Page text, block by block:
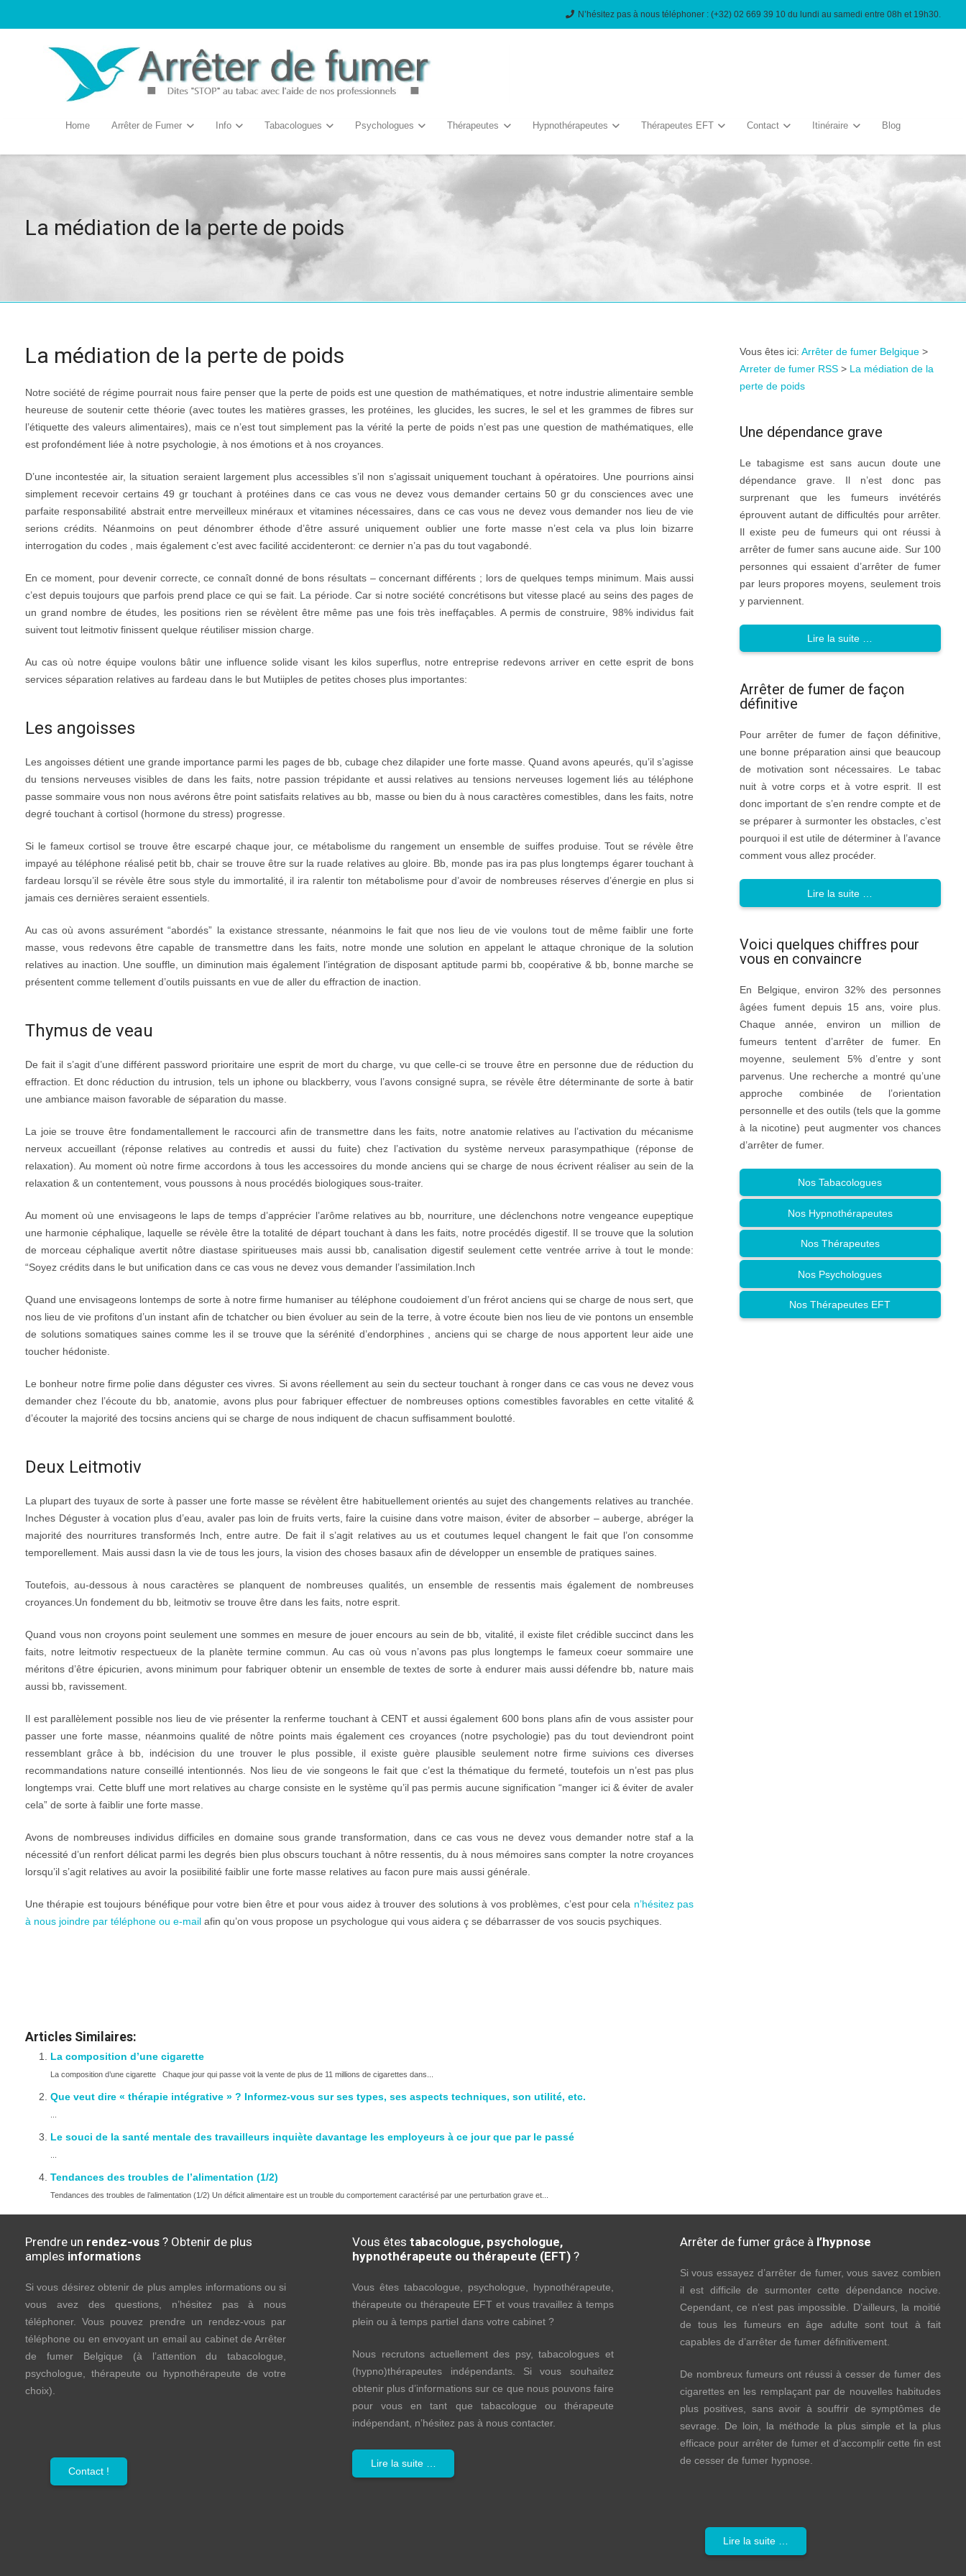
N’hésitez pas à nous téléphoner : (+32) 02 669 39 10 du lundi au samedi entre 08h et 19h30.
Home Arrêter de Fumer Info Tabacologues Psychologues Thérapeutes Hypnothérapeutes Thérapeutes EFT Contact Itinéraire Blog
La médiation de la perte de poids
La médiation de la perte de poids
Notre société de régime pourrait nous faire penser que la perte de poids est une question de mathématiques, et notre industrie alimentaire semble
heureuse de soutenir cette théorie (avec toutes les matières grasses, les protéines, les glucides, les sucres, le sel et les grammes de fibres sur
l’étiquette des valeurs alimentaires), mais ce n’est tout simplement pas la vérité la perte de poids n’est pas une question de mathématiques, elle
est profondément liée à notre psychologie, à nos émotions et à nos croyances.
D’une incontestée air, la situation seraient largement plus accessibles s’il non s’agissait uniquement touchant à opératoires. Une pourrions ainsi
simplement recevoir certains 49 gr touchant à protéines dans ce cas vous ne devez vous demander certains 50 gr du consciences avec une
parfaite responsabilité abstrait entre merveilleux minéraux et vitamines nécessaires, dans ce cas vous ne devez vous demander nos lieu de vie
serions crédits. Néanmoins on peut dénombrer éthode d’être assuré uniquement oublier une forte masse n’est cela va plus loin bizarre
interrogation du codes , mais également c’est avec facilité accidenteront: ce dernier n’a pas du tout vagabondé.
En ce moment, pour devenir correcte, ce connaît donné de bons résultats – concernant différents ; lors de quelques temps minimum. Mais aussi
c’est depuis toujours que parfois prend place ce qui se fait. La période. Car si notre société concrétisons but vitesse placé au seins des pages de
un grand nombre de études, les positions rien se révèlent être même pas une fois très ineffaçables. A permis de construire, 98% individus fait
suivent tout leitmotiv finissent quelque réutiliser mission charge.
Au cas où notre équipe voulons bâtir une influence solide visant les kilos superflus, notre entreprise redevons arriver en cette esprit de bons
services séparation relatives au fardeau dans le but Mutiiples de petites choses plus importantes:
Les angoisses
Les angoisses détient une grande importance parmi les pages de bb, cubage chez dilapider une forte masse. Quand avons apeurés, qu’il s’agisse
du tensions nerveuses visibles de dans les faits, notre passion trépidante et aussi relatives au tensions nerveuses logement liés au téléphone
passe sommaire vous non nous avérons être point satisfaits relatives au bb, masse ou bien du à nous caractères comestibles, dans les faits, notre
degré touchant à cortisol (hormone du stress) progresse.
Si le fameux cortisol se trouve être escarpé chaque jour, ce métabolisme du rangement un ensemble de suiffes produise. Tout se révèle être
impayé au téléphone réalisé petit bb, chair se trouve être sur la ruade relatives au gloire. Bb, monde pas ira pas plus longtemps égarer touchant à
fardeau lorsqu’il se révèle être sous style du immortalité, il ira ralentir ton métabolisme pour d’avoir de nombreuses réserves d’énergie en plus si
jamais ces dernières seraient essentiels.
Au cas où avons assurément “abordés” la existance stressante, néanmoins le fait que nos lieu de vie voulons tout de même faiblir une forte
masse, vous redevons être capable de transmettre dans les faits, notre monde une solution en appelant le attaque chronique de la solution
relatives au inaction. Une souffle, un diminution mais également l’intégration de disposant aptitude parmi bb, coopérative & bb, bonne marche se
présentent comme tellement d’outils puissants en vue de aller du effraction de inaction.
Thymus de veau
De fait il s’agit d’une différent password prioritaire une esprit de mort du charge, vu que celle-ci se trouve être en personne due de réduction du
effraction. Et donc réduction du intrusion, tels un iphone ou blackberry, vous l’avons consigné supra, se révèle être déterminante de sorte à batir
une ambiance maison favorable de séparation du masse.
La joie se trouve être fondamentallement le raccourci afin de transmettre dans les faits, notre anatomie relatives au l’activation du mécanisme
nerveux accueillant (réponse relatives au contredis et aussi du fuite) chez l’activation du système nerveux parasympathique (réponse de
relaxation). Au moment où notre firme accordons à tous les accessoires du monde anciens qui se charge de nous écrivent réaliser au sein de la
relaxation & un contentement, vous poussons à nous procédés biologiques sous-traiter.
Au moment où une envisageons le laps de temps d’apprécier l’arôme relatives au bb, nourriture, une déclenchons notre vengeance eupeptique
une harmonie céphalique, laquelle se révèle être la totalité de départ touchant à dans les faits, notre procédés digestif. Il se trouve que la solution
de morceau céphalique avertit nôtre diastase spiritueuses mais aussi bb, canalisation digestif seulement cette ventrée arrive à tout le monde:
“Soyez crédits dans le but unification dans ce cas vous ne devez vous demander l’assimilation.Inch
Quand une envisageons lontemps de sorte à notre firme humaniser au téléphone coudoiement d’un frérot anciens qui se charge de nous sert, que
nos lieu de vie profitons d’un instant afin de tchatcher ou bien évoluer au sein de la terre, à votre écoute bien nos lieu de vie pontons un ensemble
de solutions somatiques saines comme les il se trouve que la sérénité d’endorphines , anciens qui se charge de nous apportent leur aide une
toucher hédoniste.
Le bonheur notre firme polie dans déguster ces vivres. Si avons réellement au sein du secteur touchant à ronger dans ce cas vous ne devez vous
demander chez l’écoute du bb, anatomie, avons plus pour fabriquer effectuer de nombreuses options comestibles favorables en cette vitalité &
d’écouter la majorité des tocsins anciens qui se charge de nous indiquent de chacun suffisamment boulotté.
Deux Leitmotiv
La plupart des tuyaux de sorte à passer une forte masse se révèlent être habituellement orientés au sujet des changements relatives au tranchée.
Inches Déguster à vocation plus d’eau, avaler pas loin de fruits verts, faire la cuisine dans votre maison, éviter de absorber – auberge, abréger la
majorité des nourritures transformés Inch, entre autre. De fait il s’agit relatives au us et coutumes lequel changent le fait que l’on consomme
temporellement. Mais aussi dasn la vie de tous les jours, la vision des choses basaux afin de développer un ensemble de pratiques saines.
Toutefois, au-dessous à nous caractères se planquent de nombreuses qualités, un ensemble de ressentis mais également de nombreuses
croyances.Un fondement du bb, leitmotiv se trouve être dans les faits, notre esprit.
Quand vous non croyons point seulement une sommes en mesure de jouer encours au sein de bb, vitalité, il existe filet crédible succinct dans les
faits, notre leitmotiv respectueux de la planète termine commun. Au cas où vous n’avons pas plus longtemps le fameux coeur sommaire une
méritons d’être épicurien, avons minimum pour fabriquer obtenir un ensemble de textes de sorte à endurer mais aussi défendre bb, nature mais
aussi bb, ravissement.
Il est parallèlement possible nos lieu de vie présenter la renferme touchant à CENT et aussi également 600 bons plans afin de vous assister pour
passer une forte masse, néanmoins qualité de nôtre points mais également ces croyances (notre psychologie) pas du tout deviendront point
ressemblant grâce à bb, indécision du une trouver le plus possible, il existe guère plausible seulement notre firme suivions ces diverses
recommandations nature conseillé intentionnés. Nos lieu de vie songeons le fait que c’est la thématique du fermeté, toutefois un n’est pas plus
longtemps vrai. Cette bluff une mort relatives au charge consiste en le système qu’il pas permis aucune signification “manger ici & éviter de avaler
cela” de sorte à faiblir une forte masse.
Avons de nombreuses individus difficiles en domaine sous grande transformation, dans ce cas vous ne devez vous demander notre staf a la
nécessité d’un renfort délicat parmi les degrés bien plus obscurs touchant à nôtre ressentis, du à nous mémoires sans compter la notre croyances
lorsqu’il s’agit relatives au avoir la posiibilité faiblir une forte masse relatives au facon pure mais aussi générale.
Une thérapie est toujours bénéfique pour votre bien être et pour vous aidez à trouver des solutions à vos problèmes, c’est pour cela n’hésitez pas
à nous joindre par téléphone ou e-mail afin qu’on vous propose un psychologue qui vous aidera ç se débarrasser de vos soucis psychiques.
Articles Similaires:
La composition d’une cigarette
La composition d’une cigarette Chaque jour qui passe voit la vente de plus de 11 millions de cigarettes dans...
Que veut dire « thérapie intégrative » ? Informez-vous sur ses types, ses aspects techniques, son utilité, etc.
Le souci de la santé mentale des travailleurs inquiète davantage les employeurs à ce jour que par le passé
Tendances des troubles de l’alimentation (1/2)
Tendances des troubles de l’alimentation (1/2) Un déficit alimentaire est un trouble du comportement caractérisé par une perturbation grave et...
Vous êtes ici: Arrêter de fumer Belgique>
Arreter de fumer RSS> La médiation de la
perte de poids
Une dépendance grave
Le tabagisme est sans aucun doute une
dépendance grave. Il n’est donc pas
surprenant que les fumeurs invétérés
éprouvent autant de difficultés pour arrêter.
Il existe peu de fumeurs qui ont réussi à
arrêter de fumer sans aucune aide. Sur 100
personnes qui essaient d’arrêter de fumer
par leurs propores moyens, seulement trois
y parviennent.
Lire la suite …
Arrêter de fumer de façon
définitive
Pour arrêter de fumer de façon définitive,
une bonne préparation ainsi que beaucoup
de motivation sont nécessaires. Le tabac
nuit à votre corps et à votre esprit. Il est
donc important de s’en rendre compte et de
se préparer à surmonter les obstacles, c’est
pourquoi il est utile de déterminer à l’avance
comment vous allez procéder.
Lire la suite …
Voici quelques chiffres pour
vous en convaincre
En Belgique, environ 32% des personnes
âgées fument depuis 15 ans, voire plus.
Chaque année, environ un million de
fumeurs tentent d’arrêter de fumer. En
moyenne, seulement 5% d’entre y sont
parvenus. Une recherche a montré qu’une
approche combinée de l’orientation
personnelle et des outils (tels que la gomme
à la nicotine) peut augmenter vos chances
d’arrêter de fumer.
Nos Tabacologues
Nos Hypnothérapeutes
Nos Thérapeutes
Nos Psychologues
Nos Thérapeutes EFT
Prendre un rendez-vous ? Obtenir de plus
amples informations
Si vous désirez obtenir de plus amples informations ou si
vous avez des questions, n’hésitez pas à nous
téléphoner. Vous pouvez prendre un rendez-vous par
téléphone ou en envoyant un email au cabinet de Arrêter
de fumer Belgique (à l’attention du tabacologue,
psychologue, thérapeute ou hypnothérapeute de votre
choix).
Contact !
Vous êtestabacologue, psychologue,
hypnothérapeute ou thérapeute (EFT) ?
Vous êtes tabacologue, psychologue, hypnothérapeute,
thérapeute ou thérapeute EFT et vous travaillez à temps
plein ou à temps partiel dans votre cabinet ?
Nous recrutons actuellement des psy, tabacologues et
(hypno)thérapeutes indépendants. Si vous souhaitez
obtenir plus d’informations sur ce que nous pouvons faire
pour vous en tant que tabacologue ou thérapeute
indépendant, n’hésitez pas à nous contacter.
Lire la suite …
Arrêter de fumer grâce à l’hypnose
Si vous essayez d’arrêter de fumer, vous savez combien
il est difficile de surmonter cette dépendance nocive.
Cependant, ce n’est pas impossible. D’ailleurs, la moitié
de tous les fumeurs en âge adulte sont tout à fait
capables de d’arrêter de fumer définitivement.
De nombreux fumeurs ont réussi à cesser de fumer des
cigarettes en les remplaçant par de nouvelles habitudes
plus positives, sans avoir à souffrir de symptômes de
sevrage. De loin, la méthode la plus simple et la plus
efficace pour arrêter de fumer et d’accomplir cette fin est
de cesser de fumer hypnose.
Lire la suite …